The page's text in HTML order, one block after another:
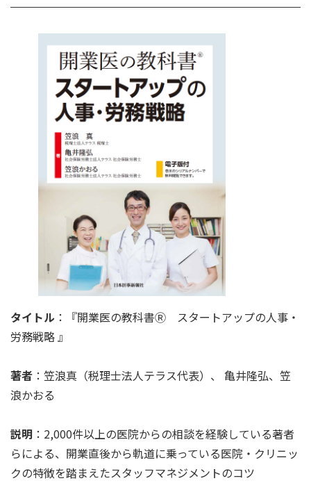
タイトル ：『開業医の教科書Ⓡ スタートアップの人事・
労務戦略 』
著者 ：笠浪真（税理士法人テラス代表）、 亀井隆弘、笠
浪かおる
説明 ：2,000件以上の医院からの相談を経験している著者
らによる、開業直後から軌道に乗っている医院・クリニッ
クの特徴を踏まえたスタッフマネジメントのコツ